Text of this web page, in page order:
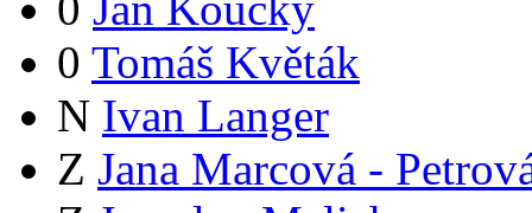
0 Tomáš Květák
N Ivan Langer
Z Jana Marcová -